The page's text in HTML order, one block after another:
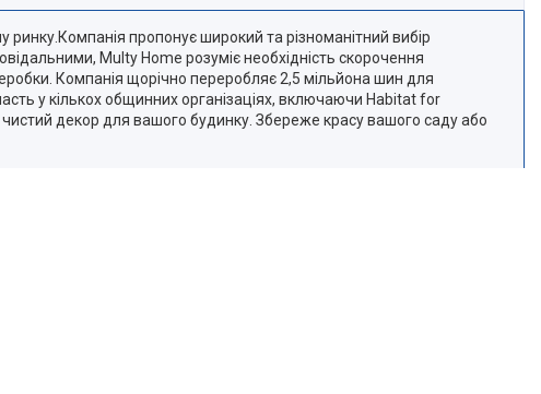
пропонує широкий та різноманітний вибір
Multy Home розуміє необхідність скорочення
Компанія щорічно переробляє 2,5 мільйона шин для
у кількох общинних організаціях, включаючи Habitat for
декор для вашого будинку. Збереже красу вашого саду або